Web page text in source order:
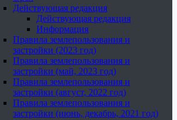
Действующая редакция
Действующая редакция
Информация
Правила землепользования и
застройки (2023 год)
Правила землепользования и
застройки (май, 2023 год)
Правила землепользования и
застройки (август, 2022 год)
Правила землепользования и
застройки (июнь, декабрь, 2021 год)